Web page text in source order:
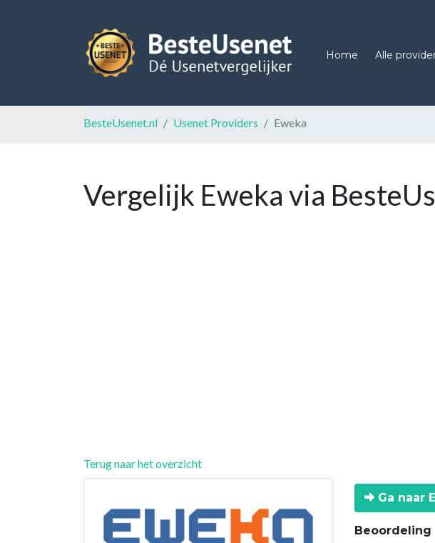
Home Alle
BesteUsenet.nl Usenet Providers Eweka
Vergelijk Eweka via
Terug naar het overzicht
Ga naar
Beoordeling